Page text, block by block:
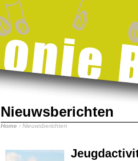
Nieuwsberichten
Home › Nieuwsberichten